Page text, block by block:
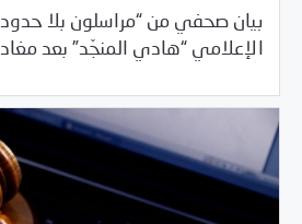
بيان صحفي من “مراسلون بلا
الإعلامي “هادي المنجّد” بعد
03/23/2018 السلطة